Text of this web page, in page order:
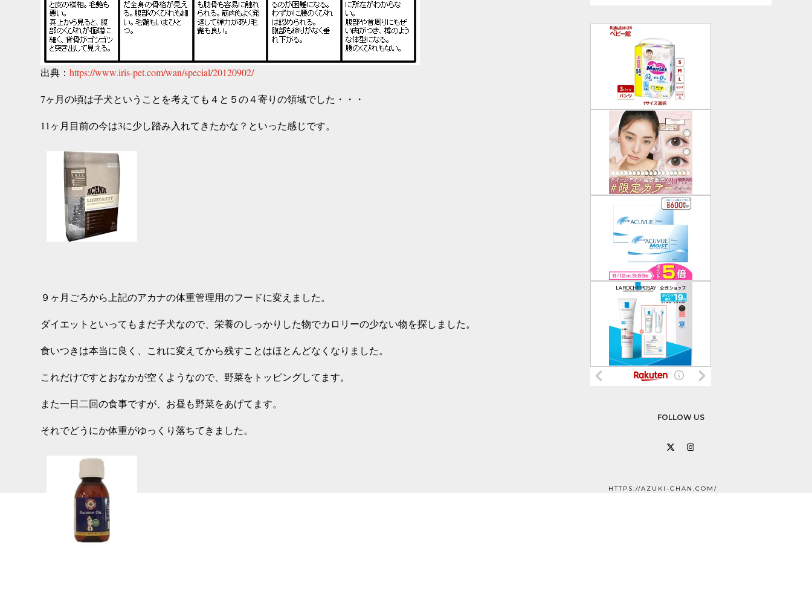
出典：https://www.iris-pet.com/wan/special/20120902/
7ヶ月の頃は子犬ということを考えても４と５の４寄りの領域でした・・・
11ヶ月目前の今は3に少し踏み入れてきたかな？といった感じです。
９ヶ月ごろから上記のアカナの体重管理用のフードに変えました。
ダイエットといってもまだ子犬なので、栄養のしっかりした物でカロリーの少ない物を探しました。
食いつきは本当に良く、これに変えてから残すことはほとんどなくなりました。
これだけですとおなかが空くようなので、野菜をトッピングしてます。
また一日二回の食事ですが、お昼も野菜をあげてます。
それでどうにか体重がゆっくり落ちてきました。
FOLLOW US
X Instagram
HTTPS://AZUKI-CHAN.COM/